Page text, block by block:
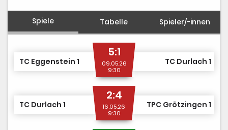
Spiele Tabelle Spieler/-innen
TC Eggenstein 1
5:1
09.05.26
9:30
TC Durlach 1
TC Durlach 1
2:4
16.05.26
9:30
TPC Grötzingen 1